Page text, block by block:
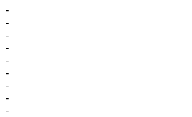
-
-
-
-
-
-
-
-
-